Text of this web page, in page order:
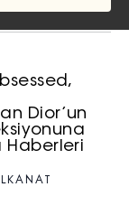
Dior’un
Haberleri